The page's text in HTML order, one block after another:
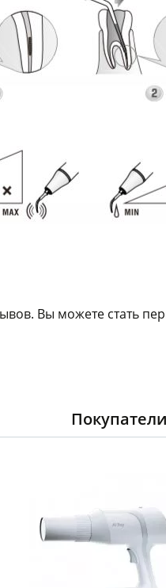
Вы можете стать